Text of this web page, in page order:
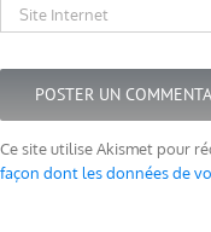
Ce site utilise Akismet pour
façon dont les données de